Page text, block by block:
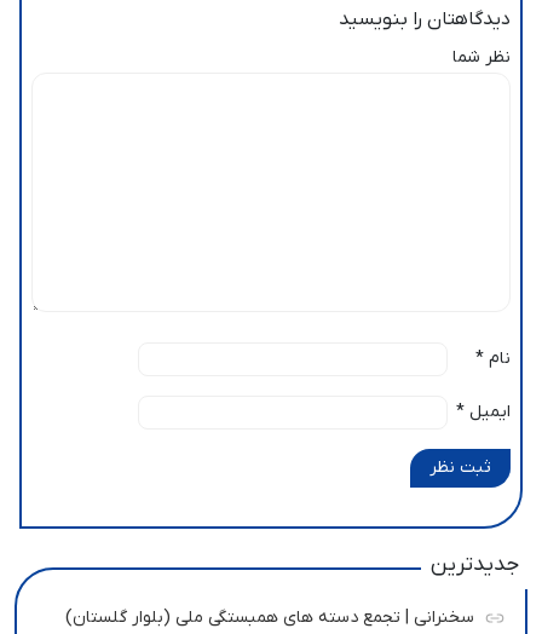
دیدگاهتان را بنویسید
نظر شما
نام *
ایمیل *
ثبت نظر
جدیدترین
سخنرانی | تجمع دسته های همبستگی ملی (بلوار گلستان)